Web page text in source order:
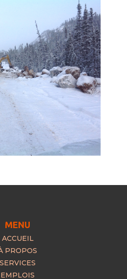
MENU
ACCUEIL
PROPOS
SERVICES
EMPLOIS